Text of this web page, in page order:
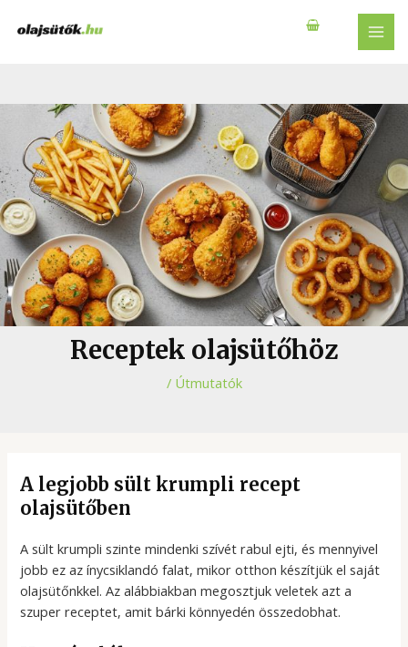
Receptek olajsütőhöz
/ Útmutatók
A legjobb sült krumpli recept
olajsütőben
A sült krumpli szinte mindenki szívét rabul ejti, és mennyivel
jobb ez az ínycsiklandó falat, mikor otthon készítjük el saját
olajsütőnkkel. Az alábbiakban megosztjuk veletek azt a
szuper receptet, amit bárki könnyedén összedobhat.